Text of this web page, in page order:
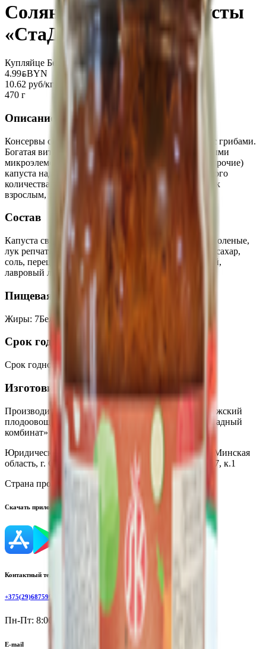
Солянка из свежей капусты
«СтаДар» с грибами
Купляйце Беларускае
4.99BYNBYN
10.62 руб/кг
470 г
Описание
Консервы овощные «Солянка из свежей капусты» с грибами.
Богатая витаминами (В2, В1, А, С, РР, U) и полезными
микроэлементами (цинк, железо, магний, калий и прочие)
капуста надежно защищает наш организм от большого
количества заболеваний. Капуста полезна всем – как
взрослым, так и детям. Отличный вариант гарнира!
Состав
Капуста свежая, грибы отварные соленые, огурцы соленые,
лук репчатый, масло растительное, томатная паста, сахар,
соль, перец черный, перец черный, перец душистый,
лавровый лист.
Пищевая ценность на 100г
Жиры: 7Белки
Срок годности
Срок годности
Изготовитель
Производитель:
Унитарное предприятие «стародорожский
плодоовощной завод» ОАО «Слуцкий сахарорафинадный
комбинат»
Юридический адрес:
222932, Республика Беларусь, Минская
область, г. Старые Дороги ул. Коммунистическая, 27, к.1
Страна производства:
Республика Беларусь
Скачать приложение
Контактный телефон
+375(29)6875999
Пн-Пт: 8:00 - 17:00
E-mail